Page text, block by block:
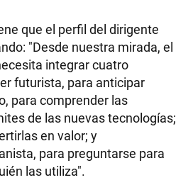
que el perfil del dirigente
"Desde nuestra mirada, el
integrar cuatro
futurista, para anticipar
para comprender las
de las nuevas tecnologías;
en valor; y
para preguntarse para
las utiliza".